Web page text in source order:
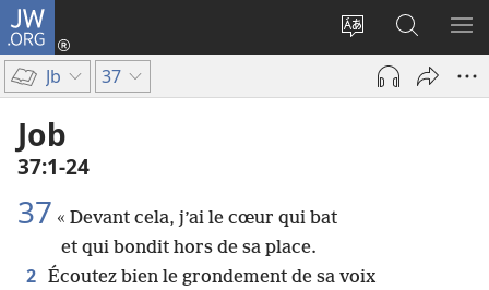
JW.ORG
Changer
langue
Se
connecter
sur
JW.ORG
Jb 37
Job
37​:​1-24
37 « Devant cela, j’ai le cœur qui bat
et qui bondit hors de sa place.
2 Écoutez bien le grondement de sa voix